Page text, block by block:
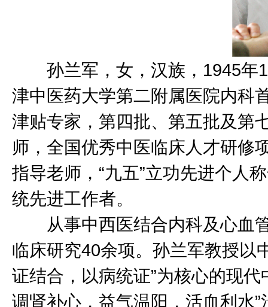
孙兰军，女，汉族，1945年
津中医药大学第二附属医院内科
津贴专家，第四批、第五批及第
师，全国优秀中医临床人才研修
指导老师，“九五”立功先进个人
统先进工作者。
从事中西医结合内科及心血管
临床研究40余项。孙兰军教授以
证结合，以病统证”为核心的现
调肾补心，益气温阳，活血利水